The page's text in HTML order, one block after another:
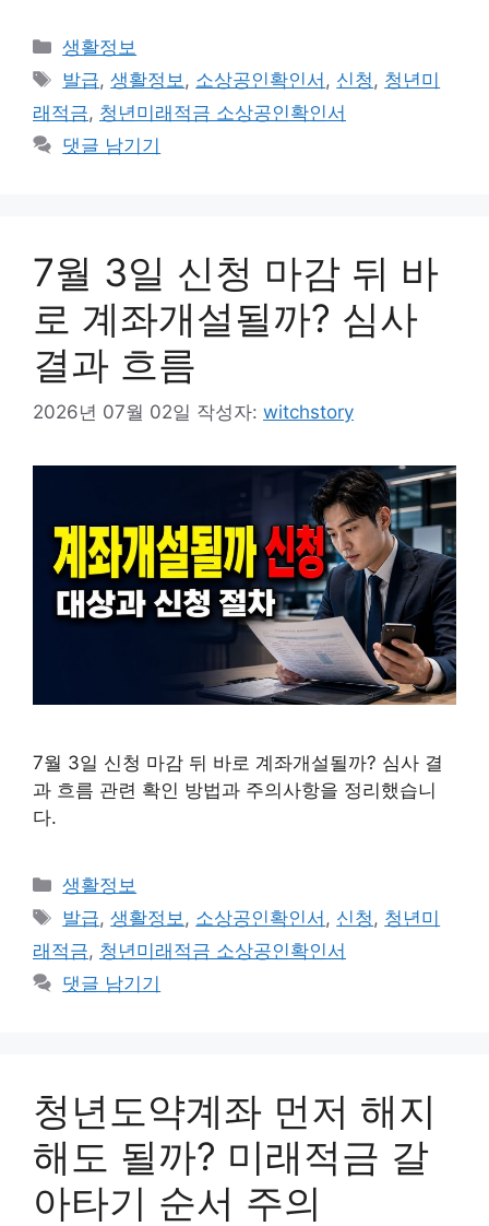
카
테
리
생활정보
태
그
발급,생활정보 , 소상공인확인서 , 신청 , 청년미
래적금, 청년미래적금 소상공인확인서
댓글 남기기
7월 3일 신청 마감 뒤 바
로 계좌개설될까? 심사
결과 흐름
2026년 07월 02일 작성자: witchstory
7월 3일 신청 마감 뒤 바로 계좌개설될까? 심사 결
과 흐름 관련 확인 방법과 주의사항을 정리했습니
다.
카
테
리
생활정보
태
그
발급,생활정보 , 소상공인확인서 , 신청 , 청년미
래적금, 청년미래적금 소상공인확인서
댓글 남기기
청년도약계좌 먼저 해지
해도 될까? 미래적금 갈
아타기 순서 주의